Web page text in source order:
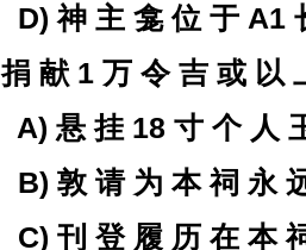
D)神 主 龛 位 于 A1
捐 献 1 万 令 吉 或 以
A) 悬 挂 18 寸 个 人
B) 敦 请 为 本 祠 永
C) 刊 登 履 历 在 本